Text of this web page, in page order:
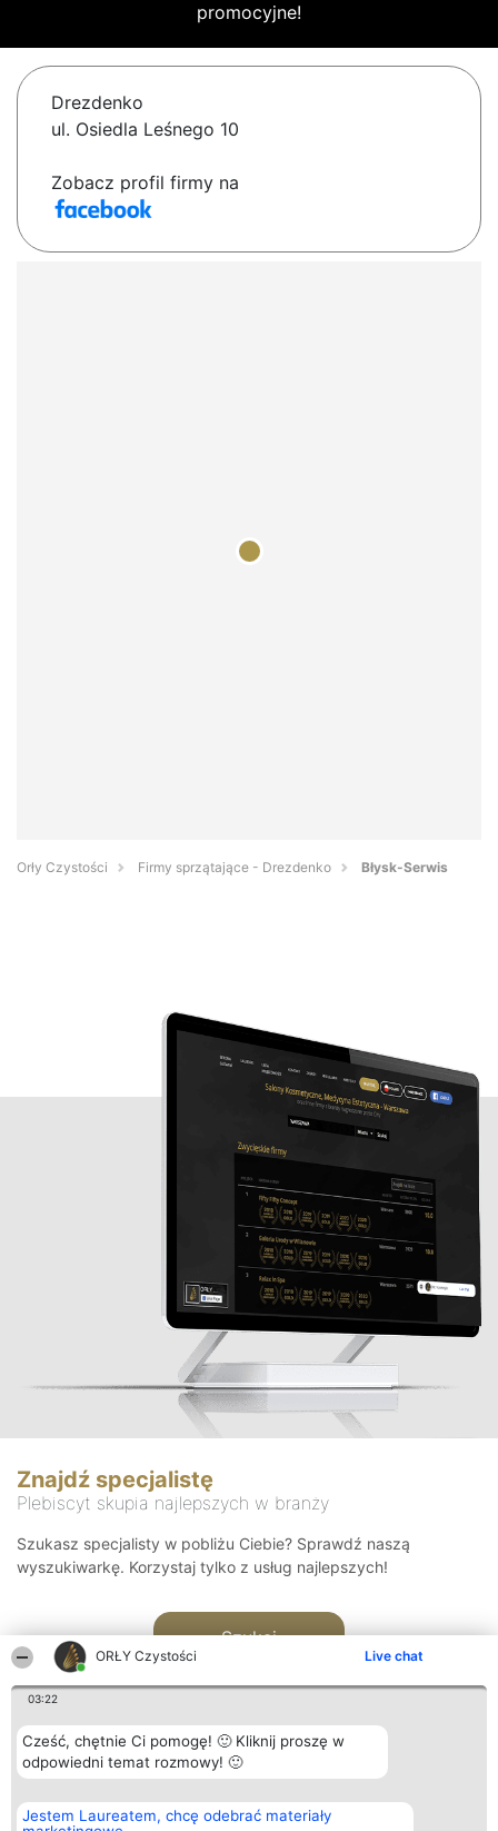
ORŁY Czystości Live chat
03:22
Cześć, chętnie Ci pomogę! 🙂 Kliknij proszę w
odpowiedni temat rozmowy! 🙂
Jestem Laureatem, chcę odebrać materiały
promocyjne!
Drezdenko
ul. Osiedla Leśnego 10
Zobacz profil firmy na
Orły Czystości Firmy sprzątające - Drezdenko Błysk-Serwis
Znajdź specjalistę
Plebiscyt skupia najlepszych w branży
Szukasz specjalisty w pobliżu Ciebie? Sprawdź naszą
wyszukiwarkę. Korzystaj tylko z usług najlepszych!
Szukaj
Organizator plebiscytu
Bright Side Solutions sp. z o.
Plebiscyt
Laureaci
Kontakt
Kontakt